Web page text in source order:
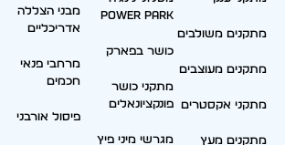
מתקנים משולבים
מתקנים מעוצבים
מתקני אקסטרים
מתקנים מעץ
Power park
כושר בפארק
מתקני כושר
פונקציונאלים
מגרשי מיני פיץ
מבני הצללה
אדריכליים
מרחבי פנאי
חכמים
פיסול אורבני